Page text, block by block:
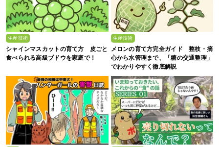
生産技術
シャインマスカットの育て方 皮ごと
食べられる高級ブドウを家庭で！
生産技術
メロンの育て方完全ガイド 整枝・摘
心から水管理まで、「糖の交通整理」
でわかりやすく徹底解説